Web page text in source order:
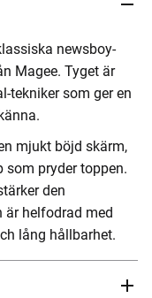
newsboy-
Magee. Tyget är
tekniker som ger en
mjukt böjd skärm,
som pryder toppen.
den
är helfodrad med
lång hållbarhet.